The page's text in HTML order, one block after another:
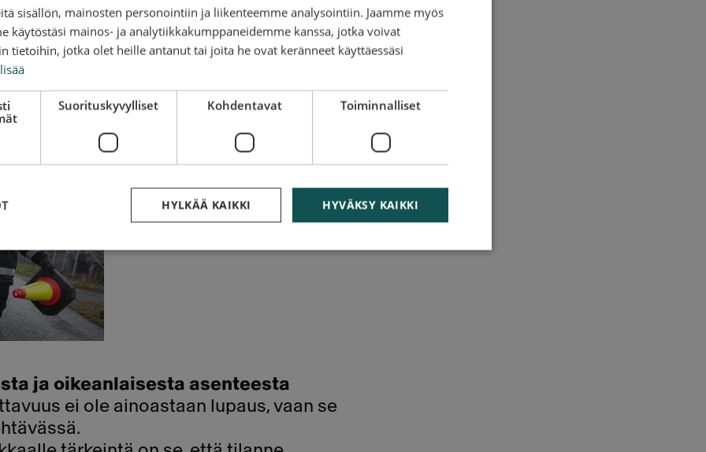
saavat apua nopeasti missä päin
saa apua nopeasti, vaikka hän olisi
toimivaTytti Pihlajamäki.
ja oikeanlaisesta asenteesta
ei ole ainoastaan lupaus, vaan se
sisällön, mainosten personointiin ja liikenteemme analysointiin. Jaamme myös
käytöstäsi mainos- ja analytiikkakumppaneidemme kanssa, jotka voivat
tietoihin, jotka olet heille antanut tai joita he ovat keränneet käyttäessäsi
Suorituskyvylliset Kohdentavat Toiminnalliset
HYVÄKSY KAIKKI
HYLKÄÄ KAIKKI